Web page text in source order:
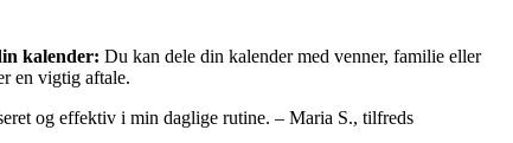
kalender: Du kan dele din kalender med venner, familie eller
en vigtig aftale.
og effektiv i min daglige rutine. – Maria S., tilfreds